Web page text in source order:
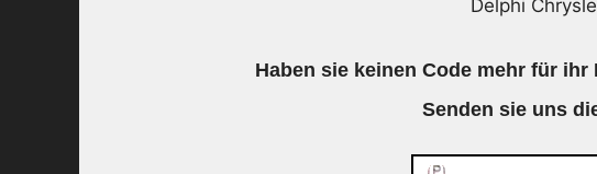
Delphi
Haben sie keinen Code mehr für
Senden sie uns